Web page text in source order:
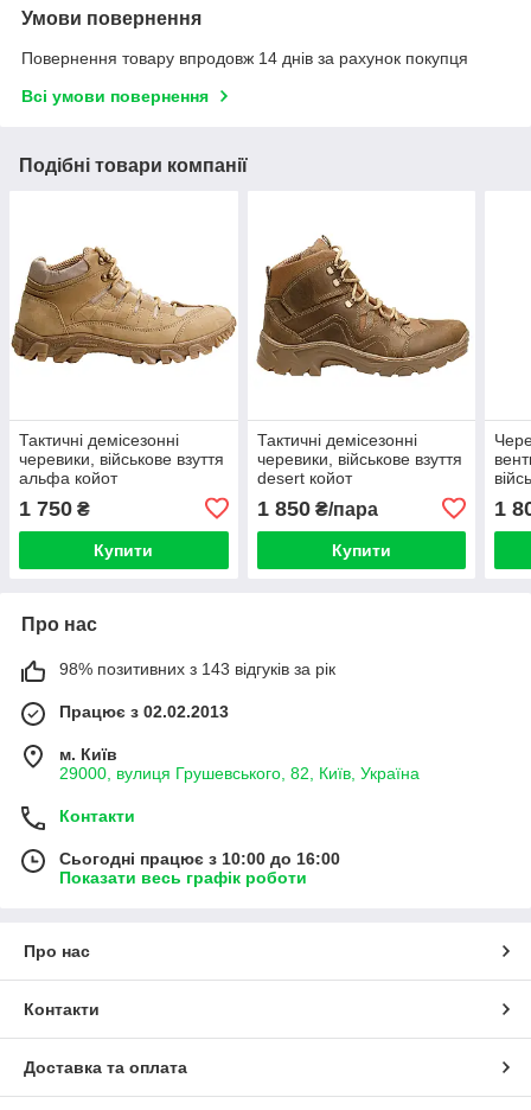
Умови повернення
Повернення товару впродовж 14 днів за рахунок покупця
Всі умови повернення
Подібні товари компанії
Тактичні демісезонні
черевики, військове взуття
альфа койот
1 750 ₴
Купити
Тактичні демісезонні
черевики, військове взуття
desert койот
1 850₴/пара
Купити
1
Про нас
98% позитивних з 143 відгуків за рік
Працює з 02.02.2013
м. Київ
29000, вулиця Грушевського, 82, Київ, Україна
Контакти
Сьогодні працює з 10:00 до 16:00
Показати весь графік роботи
Про нас
Контакти
Доставка та оплата